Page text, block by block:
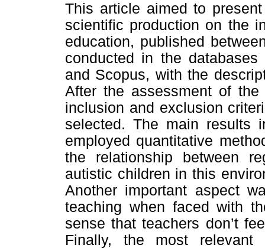
This article aimed to
scientific production on the
education, published
conducted in the
and Scopus, with the
After the assessment of
inclusion and exclusion
selected. The main results
employed quantitative
the relationship between
autistic children in this
Another important aspect
teaching when faced with
sense that teachers don’t
Finally, the most relevant